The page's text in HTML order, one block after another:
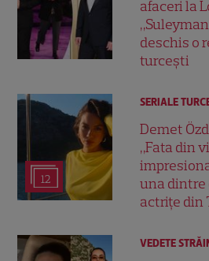
afaceri la
deschis o
turcești
12
SERIALE
Demet
„Fata din
una dintre
actrițe din
VEDETE